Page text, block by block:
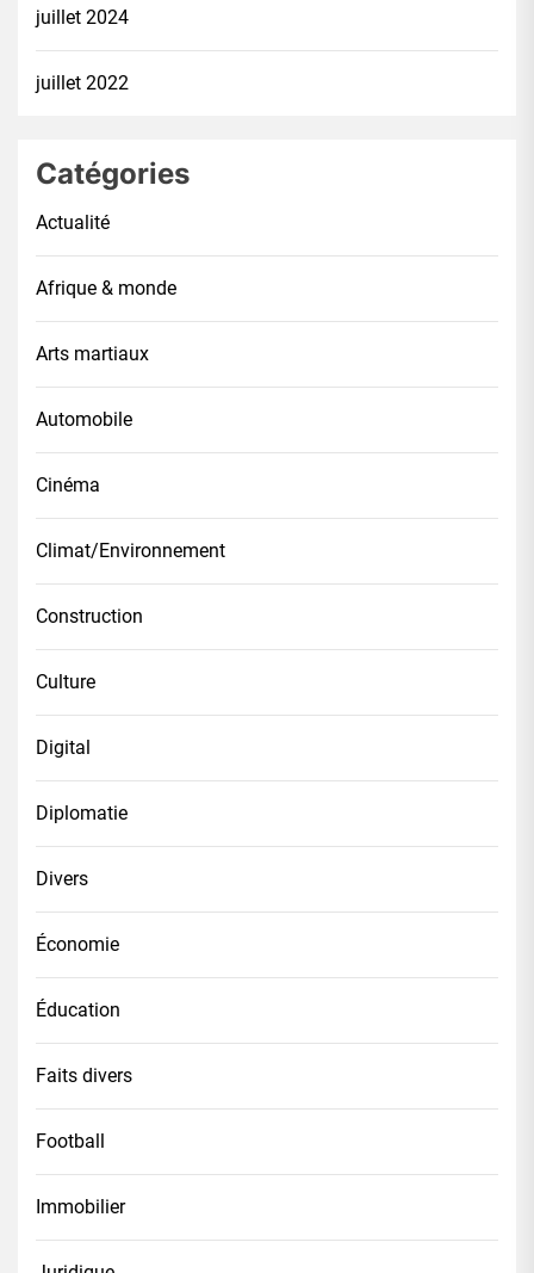
juillet 2024
juillet 2022
Catégories
Actualité
Afrique & monde
Arts martiaux
Automobile
Cinéma
Climat/Environnement
Construction
Culture
Digital
Diplomatie
Divers
Économie
Éducation
Faits divers
Football
Immobilier